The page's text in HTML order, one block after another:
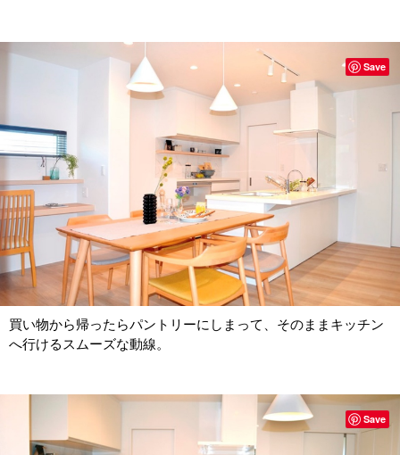
買い物から帰ったらパントリーにしまって、そのままキッチン
へ行けるスムーズな動線。
Save
Save